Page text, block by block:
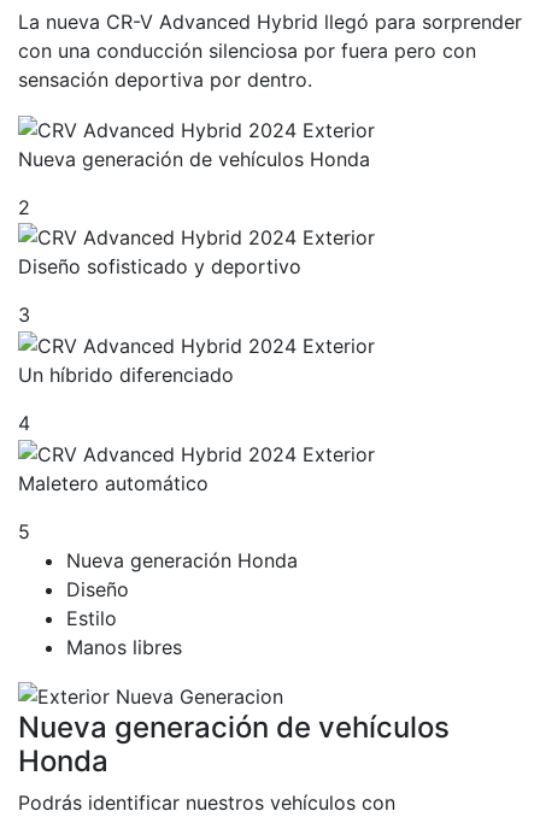
La nueva CR-V Advanced Hybrid llegó para sorprender
con una conducción silenciosa por fuera pero con
sensación deportiva por dentro.
Nueva generación de vehículos Honda
2
Diseño sofisticado y deportivo
3
Un híbrido diferenciado
4
Maletero automático
5
Nueva generación Honda
Diseño
Estilo
Manos libres
Nueva generación de vehículos
Honda
Podrás identificar nuestros vehículos con